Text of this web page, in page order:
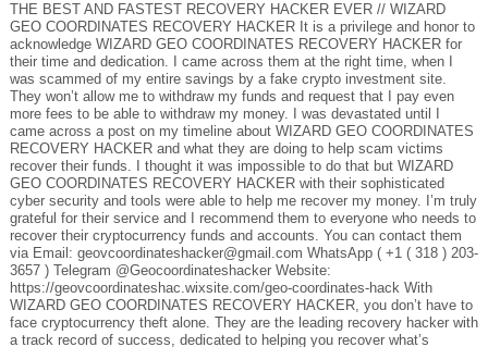
THE BEST AND FASTEST RECOVERY HACKER EVER // WIZARD
GEO COORDINATES RECOVERY HACKER It is a privilege and honor to
acknowledge WIZARD GEO COORDINATES RECOVERY HACKER for
their time and dedication. I came across them at the right time, when I
was scammed of my entire savings by a fake crypto investment site.
They won’t allow me to withdraw my funds and request that I pay even
more fees to be able to withdraw my money. I was devastated until I
came across a post on my timeline about WIZARD GEO COORDINATES
RECOVERY HACKER and what they are doing to help scam victims
recover their funds. I thought it was impossible to do that but WIZARD
GEO COORDINATES RECOVERY HACKER with their sophisticated
cyber security and tools were able to help me recover my money. I’m truly
grateful for their service and I recommend them to everyone who needs to
recover their cryptocurrency funds and accounts. You can contact them
via Email: geovcoordinateshacker@gmail.com WhatsApp ( +1 ( 318 ) 203-
3657 ) Telegram @Geocoordinateshacker Website:
https://geovcoordinateshac.wixsite.com/geo-coordinates-hack With
WIZARD GEO COORDINATES RECOVERY HACKER, you don’t have to
face cryptocurrency theft alone. They are the leading recovery hacker with
a track record of success, dedicated to helping you recover what’s